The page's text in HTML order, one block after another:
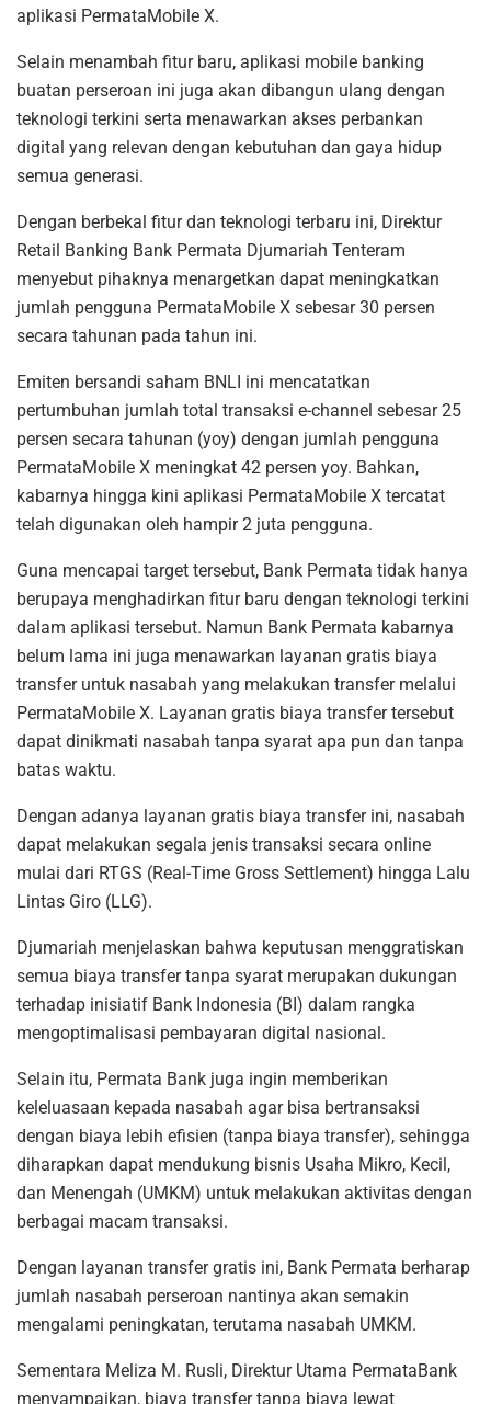
aplikasi PermataMobile X.
Selain menambah fitur baru, aplikasi mobile banking
buatan perseroan ini juga akan dibangun ulang dengan
teknologi terkini serta menawarkan akses perbankan
digital yang relevan dengan kebutuhan dan gaya hidup
semua generasi.
Dengan berbekal fitur dan teknologi terbaru ini, Direktur
Retail Banking Bank Permata Djumariah Tenteram
menyebut pihaknya menargetkan dapat meningkatkan
jumlah pengguna PermataMobile X sebesar 30 persen
secara tahunan pada tahun ini.
Emiten bersandi saham BNLI ini mencatatkan
pertumbuhan jumlah total transaksi e-channel sebesar 25
persen secara tahunan (yoy) dengan jumlah pengguna
PermataMobile X meningkat 42 persen yoy. Bahkan,
kabarnya hingga kini aplikasi PermataMobile X tercatat
telah digunakan oleh hampir 2 juta pengguna.
Guna mencapai target tersebut, Bank Permata tidak hanya
berupaya menghadirkan fitur baru dengan teknologi terkini
dalam aplikasi tersebut. Namun Bank Permata kabarnya
belum lama ini juga menawarkan layanan gratis biaya
transfer untuk nasabah yang melakukan transfer melalui
PermataMobile X. Layanan gratis biaya transfer tersebut
dapat dinikmati nasabah tanpa syarat apa pun dan tanpa
batas waktu.
Dengan adanya layanan gratis biaya transfer ini, nasabah
dapat melakukan segala jenis transaksi secara online
mulai dari RTGS (Real-Time Gross Settlement) hingga Lalu
Lintas Giro (LLG).
Djumariah menjelaskan bahwa keputusan menggratiskan
semua biaya transfer tanpa syarat merupakan dukungan
terhadap inisiatif Bank Indonesia (BI) dalam rangka
mengoptimalisasi pembayaran digital nasional.
Selain itu, Permata Bank juga ingin memberikan
keleluasaan kepada nasabah agar bisa bertransaksi
dengan biaya lebih efisien (tanpa biaya transfer), sehingga
diharapkan dapat mendukung bisnis Usaha Mikro, Kecil,
dan Menengah (UMKM) untuk melakukan aktivitas dengan
berbagai macam transaksi.
Dengan layanan transfer gratis ini, Bank Permata berharap
jumlah nasabah perseroan nantinya akan semakin
mengalami peningkatan, terutama nasabah UMKM.
Sementara Meliza M. Rusli, Direktur Utama PermataBank
menyampaikan, biaya transfer tanpa biaya lewat